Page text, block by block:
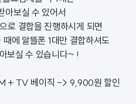
아보실 수 있어서
로 결합을 진행하시게 되면
에 알뜰폰 1대만 결합하셔도
보실 수 있습니다~ !
+ TV 베이직 -> 9,900원 할인